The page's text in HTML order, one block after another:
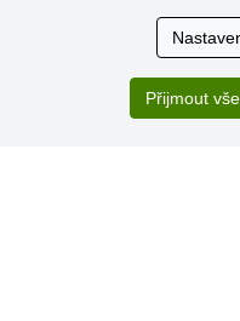
Přijmout